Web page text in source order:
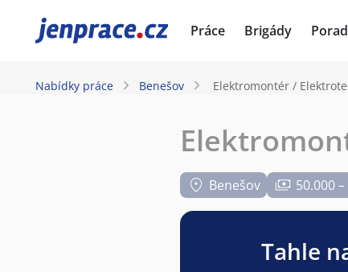
JenPráce.cz Práce Brigády
Nabídky práce Benešov Elektromontér /
Benešov 50.000
Tahle